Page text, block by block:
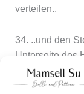
verteilen..
34. ..und den
Unterseite des
lassen und
nach Lust und